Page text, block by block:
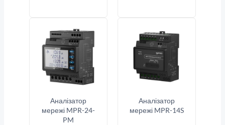
Аналізатор
мережі MPR-24-
PM
Аналізатор
мережі MPR-14S